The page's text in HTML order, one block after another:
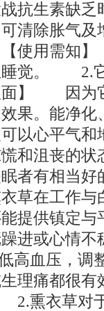
抗生素缺
清除胀气
【使用需知
睡觉。 2.它
面】 因为
果。能净
以心平气
和沮丧的
者有相当
草在工作
提供镇定
进或心情
血压，调整
理痛都很
熏衣草对于